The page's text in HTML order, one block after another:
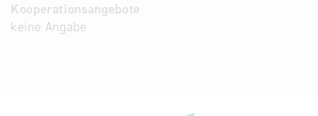
Kooperationsangebote
keine Angabe